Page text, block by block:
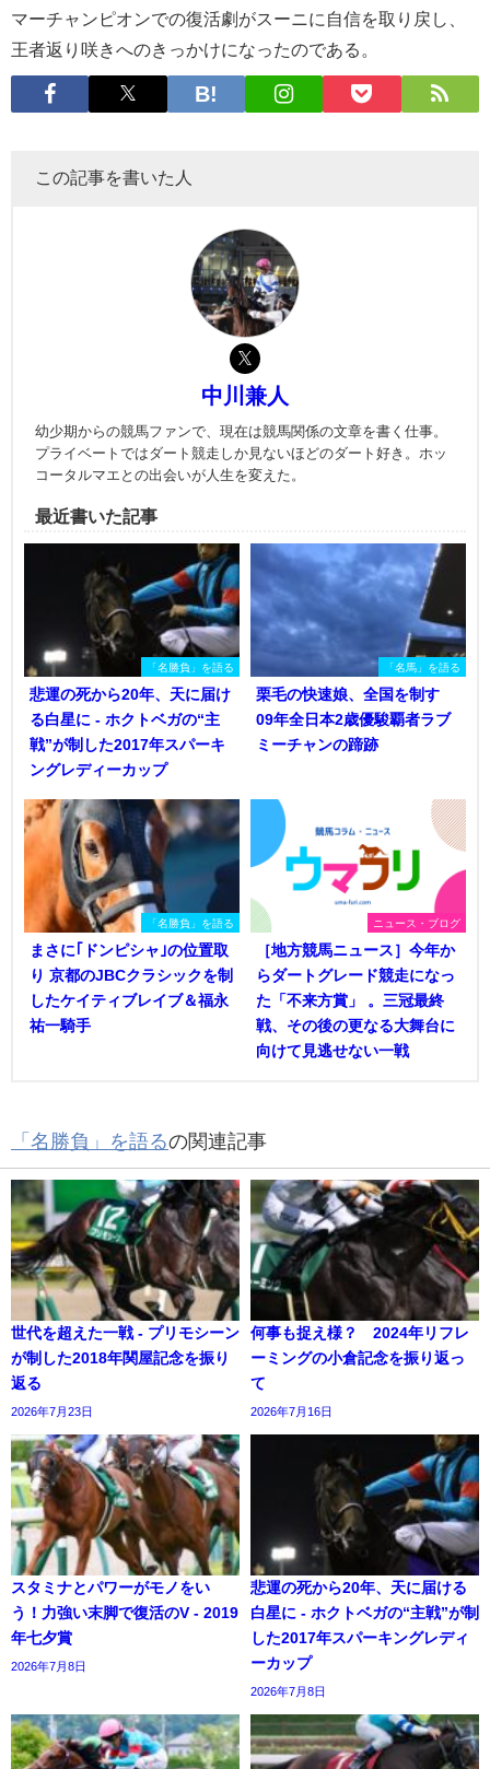
マーチャンピオンでの復活劇がスーニに自信を取り戻し、
王者返り咲きへのきっかけになったのである。
この記事を書いた人
中川兼人
幼少期からの競馬ファンで、現在は競馬関係の文章を書く仕事。
プライベートではダート競走しか見ないほどのダート好き。ホッ
コータルマエとの出会いが人生を変えた。
最近書いた記事
「名勝負」を語る
悲運の死から20年、天に届け
る白星に - ホクトベガの“主
戦”が制した2017年スパーキ
ングレディーカップ
「名馬」を語る
栗毛の快速娘、全国を制す
09年全日本2歳優駿覇者ラブ
ミーチャンの蹄跡
「名勝負」を語る
まさに｢ドンピシャ｣の位置取
り 京都のJBCクラシックを制
したケイティブレイブ＆福永
祐一騎手
ニュース・ブログ
［地方競馬ニュース］今年か
らダートグレード競走になっ
た「不来方賞」 。三冠最終
戦、その後の更なる大舞台に
向けて見逃せない一戦
「名勝負」を語るの関連記事
世代を超えた一戦 - プリモシーン
が制した2018年関屋記念を振り
返る
2026年7月23日
何事も捉え様？ 2024年リフレ
ーミングの小倉記念を振り返っ
て
2026年7月16日
スタミナとパワーがモノをい
う！力強い末脚で復活のV - 2019
年七夕賞
2026年7月8日
悲運の死から20年、天に届ける
白星に - ホクトベガの“主戦”が制
した2017年スパーキングレディ
ーカップ
2026年7月8日